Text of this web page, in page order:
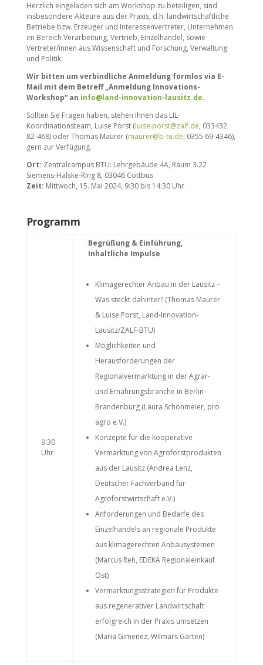
Herzlich eingeladen sich am Workshop zu beteiligen, sind
insbesondere Akteure aus der Praxis, d.h. landwirtschaftliche
Betriebe bzw. Erzeuger und Interessenvertreter, Unternehmen
im Bereich Verarbeitung, Vertrieb, Einzelhandel, sowie
Vertreter/innen aus Wissenschaft und Forschung, Verwaltung
und Politik.
Wir bitten um verbindliche Anmeldung formlos via E-
Mail mit dem Betreff „Anmeldung Innovations-
Workshop“ an info@land-innovation-lausitz.de.
Sollten Sie Fragen haben, stehen Ihnen das LIL-
Koordinationsteam, Luise Porst (luise.porst@zalf.de, 033432
82-468) oder Thomas Maurer (maurer@b-tu.de, 0355 69-4346),
gern zur Verfügung.
Ort: Zentralcampus BTU: Lehrgebäude 4A, Raum 3.22
Siemens-Halske-Ring 8, 03046 Cottbus
Zeit: Mittwoch, 15. Mai 2024, 9:30 bis 14:30 Uhr
Programm
9:30
Uhr
Begrüßung & Einführung,
Inhaltliche Impulse
Klimagerechter Anbau in der Lausitz –
Was steckt dahinter? (Thomas Maurer
& Luise Porst, Land-Innovation-
Lausitz/ZALF-BTU)
Möglichkeiten und
Herausforderungen der
Regionalvermarktung in der Agrar-
und Ernährungsbranche in Berlin-
Brandenburg (Laura Schönmeier, pro
agro e.V.)
Konzepte für die kooperative
Vermarktung von Agroforstprodukten
aus der Lausitz (Andrea Lenz,
Deutscher Fachverband für
Agroforstwirtschaft e.V.)
Anforderungen und Bedarfe des
Einzelhandels an regionale Produkte
aus klimagerechten Anbausystemen
(Marcus Reh, EDEKA Regionaleinkauf
Ost)
Vermarktungsstrategien für Produkte
aus regenerativer Landwirtschaft
erfolgreich in der Praxis umsetzen
(Maria Gimenez, Wilmars Gärten)